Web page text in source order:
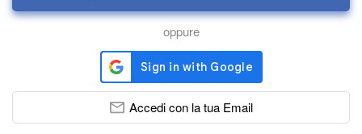
oppure
Accedi con la tua Email